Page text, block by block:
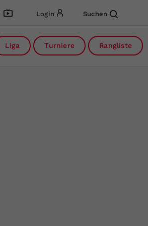
Login Suchen
Liga Turniere Rangliste